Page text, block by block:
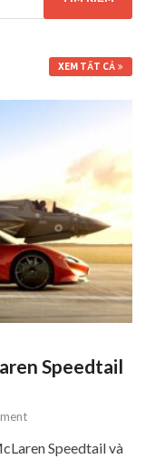
XEM TẤT CẢ
Speedtail
Speedtail và